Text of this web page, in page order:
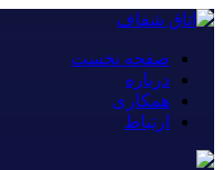
صفحه نخست
درباره
همکاری
ارتباط